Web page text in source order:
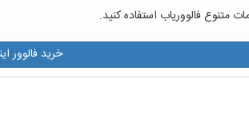
متنوع فالووریاب استفاده کنید.
خرید فالوور